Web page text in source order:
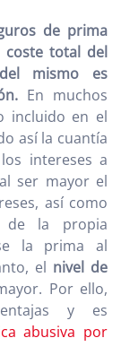
de prima
coste total del
mismo es
En muchos
incluido en el
así la cuantía
intereses a
ser mayor el
así como
de la propia
la prima al
el nivel de
Por ello,
y es
abusiva por